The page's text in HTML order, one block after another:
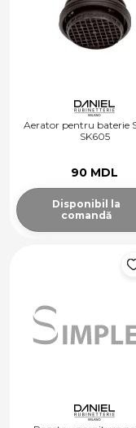
Aerator pentru baterie
SK605
90 MDL
Disponibil la
comandă